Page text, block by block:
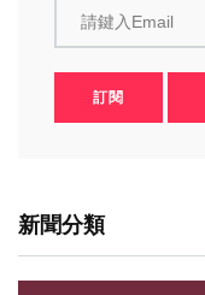
請鍵入Email
訂閱
新聞分類